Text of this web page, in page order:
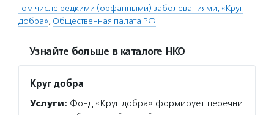
том числе редкими (орфанными) заболеваниями, «Круг
добра», Общественная палата РФ
Узнайте больше в каталоге НКО
Круг добра
Услуги: Фонд «Круг добра» формирует перечни